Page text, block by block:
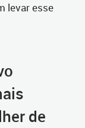
levar esse
de